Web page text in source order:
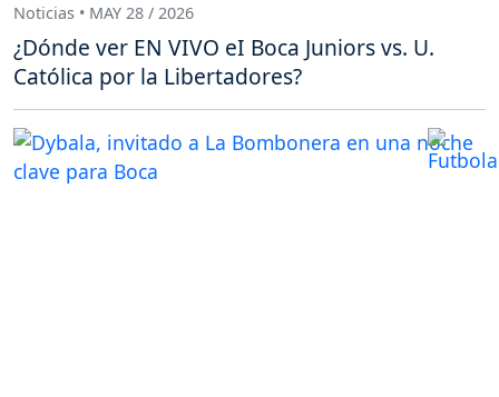
Noticias • MAY 28 / 2026
¿Dónde ver EN VIVO eI Boca Juniors vs. U.
Católica por la Libertadores?